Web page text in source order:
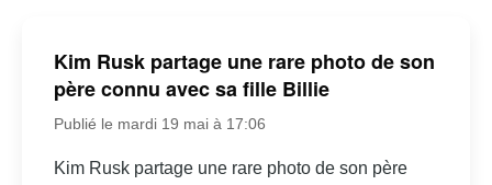
Kim Rusk partage une rare photo de son
père connu avec sa fille Billie
Publié le mardi 19 mai à 17:06
Kim Rusk partage une rare photo de son père